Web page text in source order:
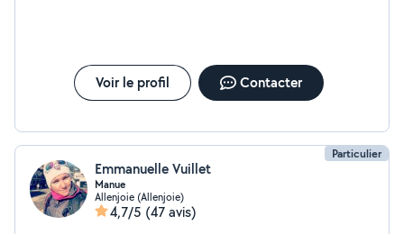
Voir le profil Contacter
Particulier
Emmanuelle Vuillet
Manue
Allenjoie (Allenjoie)
4,7/5 (47 avis)